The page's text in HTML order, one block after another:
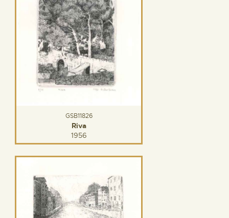
GSB11826
Riva
1956